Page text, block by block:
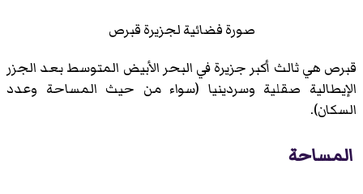
صورة فضائية لجزيرة قبرص
قبرص هي ثالث أكبر جزيرة في البحر الأبيض المتوسط بعد الجزر
الإيطالية صقلية وسردينيا (سواء من حيث المساحة وعدد
السكان).
المساحة